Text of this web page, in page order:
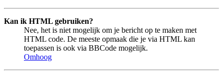
Kan ik HTML gebruiken?
Nee, het is niet mogelijk om je bericht op te maken met
HTML code. De meeste opmaak die je via HTML kan
toepassen is ook via BBCode mogelijk.
Omhoog